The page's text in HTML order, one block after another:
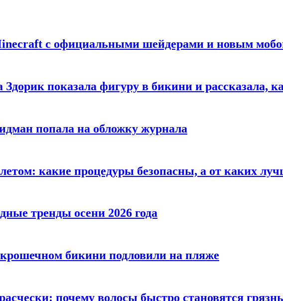
с официальными шейдерами и новым
показала фигуру в бикини и рассказала,
попала на обложку журнала
какие процедуры безопасны, а от каких
тренды осени 2026 года
бикини подловили на пляже
почему волосы быстро становятся